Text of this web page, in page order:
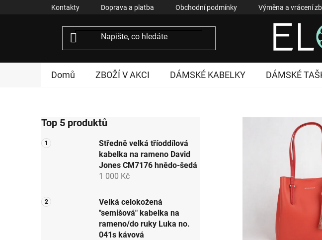
Kontakty Doprava a platba Obchodní podmínky Výměna a vrácení
Domů ZBOŽÍ V AKCI DÁMSKÉ KABELKY DÁMSKÉ
o
s
t
n
Top 5 produktů
Středně velká tříoddílová
kabelka na rameno David
Jones CM7176 hnědo-šedá
1 000 Kč
Velká celokožená
"semišová" kabelka na
rameno/do ruky Luka no.
041s kávová